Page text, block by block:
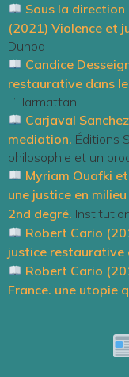
Sous la direction
(2021) Violence et
Dunod
Candice
restaurative dans
L’Harmattan
Carjaval
mediation. Éditions
philosophie et un
Myriam Ouafki
une justice en
2nd degré.
Robert Cario
justice restaurative
Robert Cario
France. une utopie